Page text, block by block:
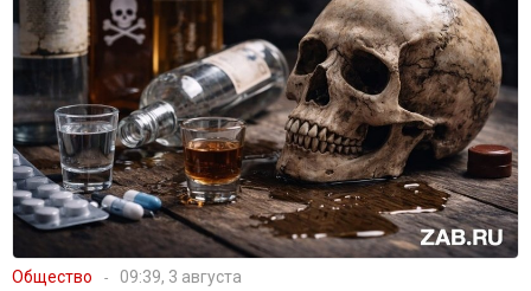
Общество 09:39, 3 августа